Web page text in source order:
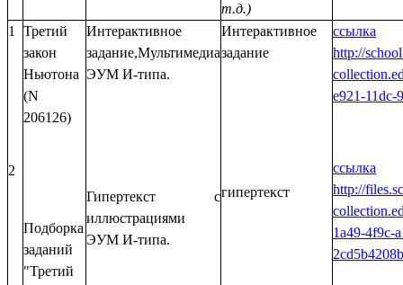
т.д.)
1
2
Третий
закон
Ньютона
(N
206126)
Подборка
заданий
"Третий
Интерактивное
задание,Мультимедиа
ЭУМ И-типа.
Гипертекст с
иллюстрациями
ЭУМ И-типа.
Интерактивное
задание
гипертекст
ссылка
http://
e921-11dc-
ссылка
http://
1a49-4f9c-